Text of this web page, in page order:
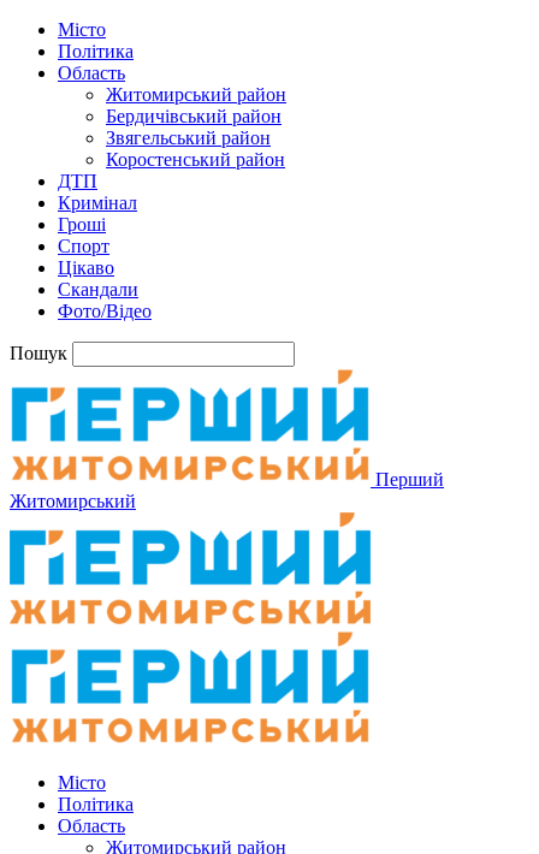
Місто
Політика
Область
Житомирський район
Бердичівський район
Звягельський район
Коростенський район
ДТП
Кримінал
Гроші
Спорт
Цікаво
Скандали
Фото/Відео
Пошук
Перший
Житомирський
Місто
Політика
Область
Житомирський район